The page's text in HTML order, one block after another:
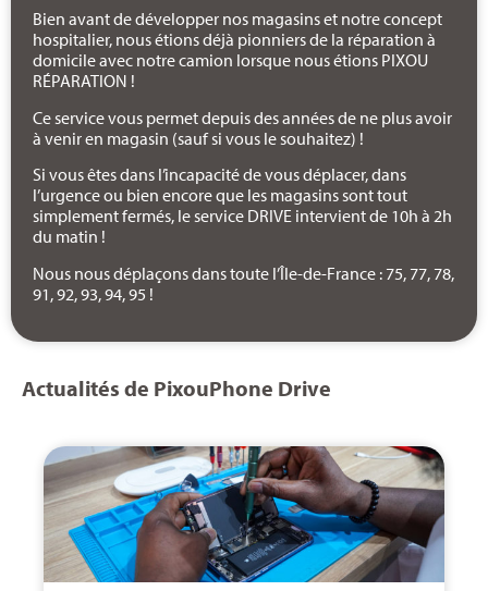
Bien avant de développer nos magasins et notre concept
hospitalier, nous étions déjà pionniers de la réparation à
domicile avec notre camion lorsque nous étions PIXOU
RÉPARATION !
Ce service vous permet depuis des années de ne plus avoir
à venir en magasin (sauf si vous le souhaitez) !
Si vous êtes dans l’incapacité de vous déplacer, dans
l’urgence ou bien encore que les magasins sont tout
simplement fermés, le service DRIVE intervient de 10h à 2h
du matin !
Nous nous déplaçons dans toute l’Île-de-France : 75, 77, 78,
91, 92, 93, 94, 95 !
Actualités de PixouPhone Drive